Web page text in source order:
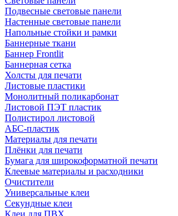
Подвесные световые панели
Настенные световые панели
Напольные стойки и рамки
Баннерные ткани
Баннер Frontlit
Баннерная сетка
Холсты для печати
Листовые пластики
Монолитный поликарбонат
Листовой ПЭТ пластик
Полистирол листовой
АБС-пластик
Материалы для печати
Плёнки для печати
Бумага для широкоформатной печати
Клеевые материалы и расходники
Очистители
Универсальные клеи
Секундные клеи
Клеи для ПВХ